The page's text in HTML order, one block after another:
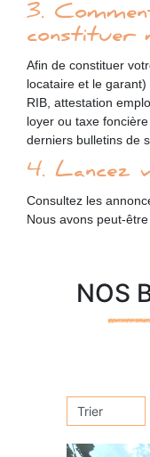
3.
constituer
Afin de constituer
locataire et le garant)
RIB, attestation
loyer ou taxe
derniers bulletins de
4. Lancez
Consultez les
Nous avons peut-
NOS